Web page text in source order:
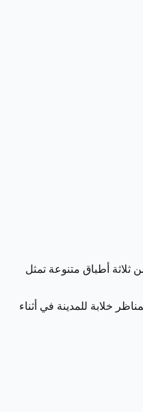
قائمة مكونة من ثلاثة أطباق متنوعة تمثل
خلابة للمدينة في أثناء